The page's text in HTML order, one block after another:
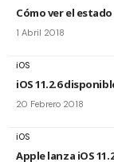
Cómo ver el
1 Abril 2018
iOS
iOS 11.2.6
20 Febrero 2018
iOS
Apple lanza iOS